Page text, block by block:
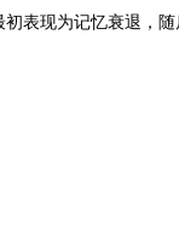
表现为记忆衰退，